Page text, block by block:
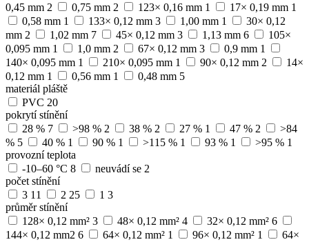
0,45 mm 2 0,75 mm 2 123× 0,16 mm 1 17× 0,19 mm 1
0,58 mm 1 133× 0,12 mm 3 1,00 mm 1
30× 0,12
mm 2 1,02 mm 7 45× 0,12 mm 3 1,13 mm 6
105×
0,095 mm 1 1,0 mm 2 67× 0,12 mm 3 0,9 mm 1
140× 0,095 mm 1 210× 0,095 mm 1 90× 0,12 mm 2
14×
0,12 mm 1 0,56 mm 1 0,48 mm 5
materiál pláště
PVC 20
pokrytí stínění
28 % 7 >98 % 2 38 % 2 27 % 1 47 % 2
>84
% 5 40 % 1 90 % 1 >115 % 1 93 % 1 >95 % 1
provozní teplota
-10–60 °C 8 neuvádí se 2
počet stínění
3 11 2 25 1 3
průměr stínění
128× 0,12 mm² 3 48× 0,12 mm² 4 32× 0,12 mm² 6
144× 0,12 mm2 6 64× 0,12 mm² 1 96× 0,12 mm² 1
64×